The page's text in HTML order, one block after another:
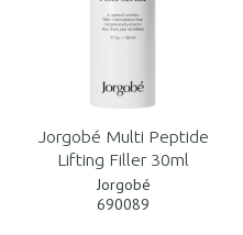
Jorgobé Multi Peptide
Lifting Filler 30ml
Jorgobé
690089